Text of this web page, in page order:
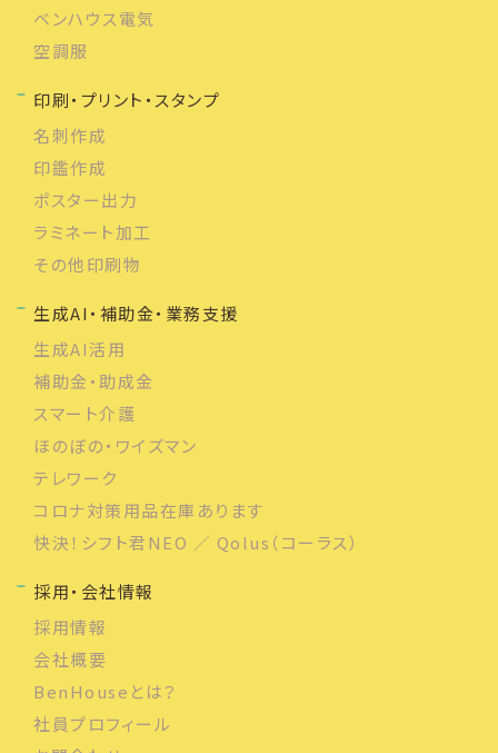
ベンハウス電気
空調服
印刷・プリント・スタンプ
名刺作成
印鑑作成
ポスター出力
ラミネート加工
その他印刷物
生成AI・補助金・業務支援
生成AI活用
補助金・助成金
スマート介護
ほのぼの・ワイズマン
テレワーク
コロナ対策用品在庫あります
快決！シフト君NEO ／ Qolus（コーラス）
採用・会社情報
採用情報
会社概要
BenHouseとは？
社員プロフィール